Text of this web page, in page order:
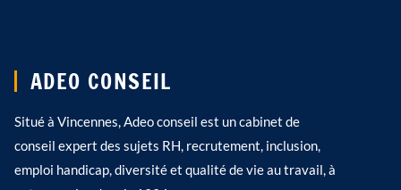
ADEO CONSEIL
Situé à Vincennes, Adeo conseil est un cabinet de
conseil expert des sujets RH, recrutement, inclusion,
emploi handicap, diversité et qualité de vie au travail, à